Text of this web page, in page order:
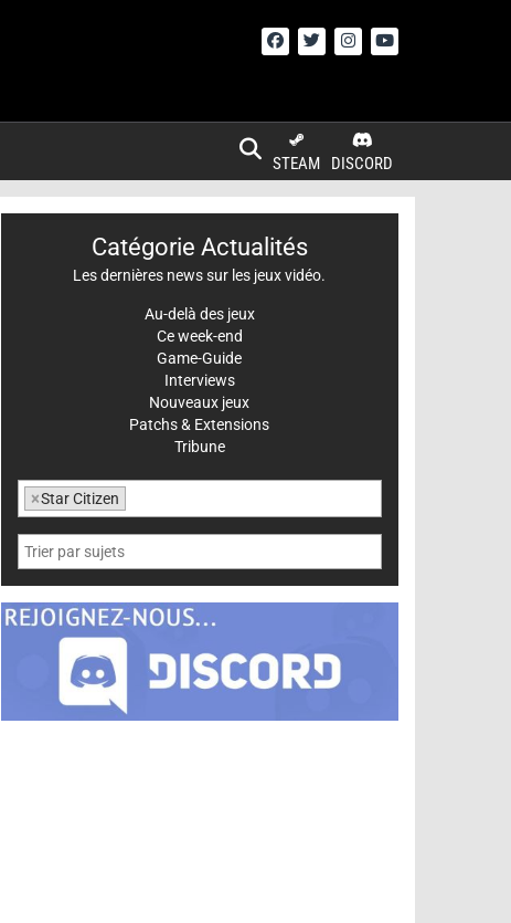
DISCORD
STEAM
Catégorie Actualités
Les dernières news sur les jeux vidéo.
Au-delà des jeux
Ce week-end
Game-Guide
Interviews
Nouveaux jeux
Patchs & Extensions
Tribune
×Star Citizen